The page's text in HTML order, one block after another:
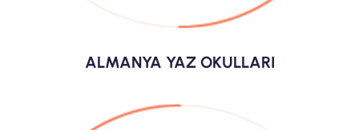
ALMANYA YAZ OKULLARI